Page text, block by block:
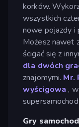
korków.
wszystkich
nowe pojazdy i
Możesz nawet
ścigać się z
dla dwóch
znajomymi. Mr.
wyścigowa ,
Gry